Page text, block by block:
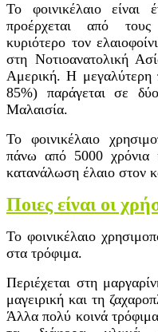
Το φοινικέλαιο
προέρχεται από
κυριότερο τον
στη Νοτιοανατολική
Αμερική. Η μεγαλύτερη
85%) παράγεται σε
Μαλαισία.
Το φοινικέλαιο
πάνω από 5000 χρόνια
κατανάλωση έλαιο στον
Ποιες είναι οι
Το φοινικέλαιο
στα τρόφιμα.
Περιέχεται στη
μαγειρική και τη
Άλλα πολύ κοινά